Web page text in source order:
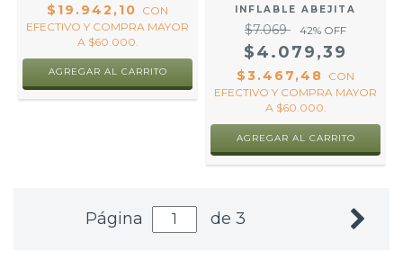
$19.942,10 CON
EFECTIVO Y COMPRA MAYOR
A $60.000.
AGREGAR AL CARRITO
INFLABLE ABEJITA
$7.069 42% OFF
$4.079,39
$3.467,48 CON
EFECTIVO Y COMPRA MAYOR
A $60.000.
Página de 3